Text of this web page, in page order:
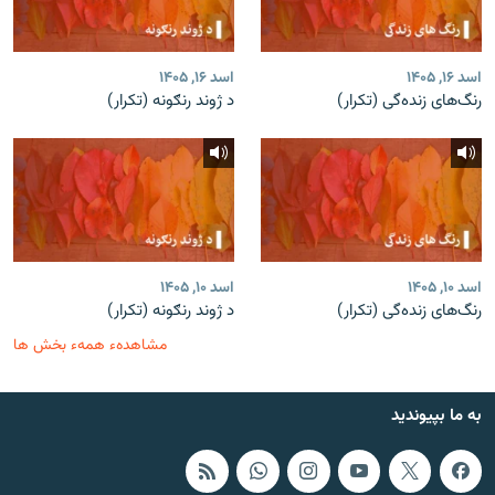
اسد ۱۶, ۱۴۰۵
رنگ‌های زنده‌گی (تکرار)
اسد ۱۶, ۱۴۰۵
د ژوند رنګونه (تکرار)
اسد ۱۰, ۱۴۰۵
رنگ‌های زنده‌گی (تکرار)
اسد ۱۰, ۱۴۰۵
د ژوند رنګونه (تکرار)
مشاهدهء همهء بخش ها
به ما بپیوندید